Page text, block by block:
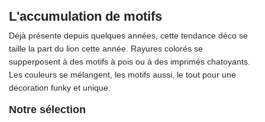
L'accumulation de motifs
Déjà présente depuis quelques années, cette tendance déco se
taille la part du lion cette année. Rayures colorés se
supperposent à des motifs à pois ou à des imprimés chatoyants.
Les couleurs se mélangent, les motifs aussi, le tout pour une
décoration funky et unique.
Notre sélection